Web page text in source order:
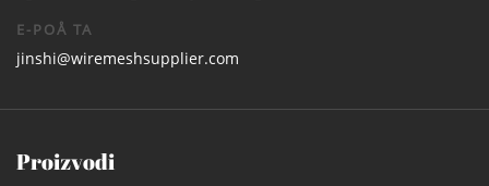
E-POÅ TA
jinshi@wiremeshsupplier.com
Proizvodi